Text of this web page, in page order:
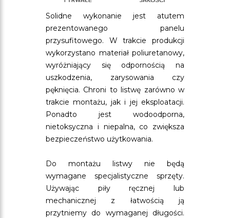
Solidne wykonanie jest atutem
prezentowanego panelu
przysufitowego. W trakcie produkcji
wykorzystano materiał poliuretanowy,
wyróżniający się odpornością na
uszkodzenia, zarysowania czy
pęknięcia. Chroni to listwę zarówno w
trakcie montażu, jak i jej eksploatacji.
Ponadto jest wodoodporna,
nietoksyczna i niepalna, co zwiększa
bezpieczeństwo użytkowania.
Do montażu listwy nie będą
wymagane specjalistyczne sprzęty.
Używając piły ręcznej lub
mechanicznej z łatwością ją
przytniemy do wymaganej długości.